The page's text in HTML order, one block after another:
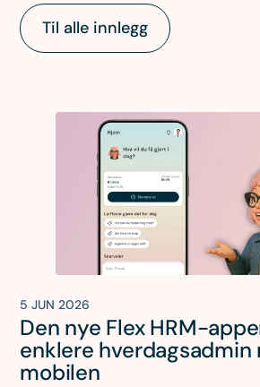
Til alle innlegg
5 JUN 2026
Den nye Flex HRM-
enklere hverdagsadmin
mobilen